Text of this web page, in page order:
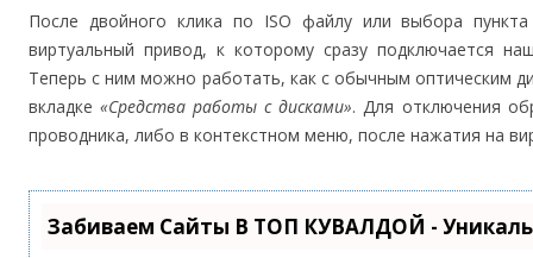
После двойного клика по ISO файлу или выбора
виртуальный привод, к которому сразу подключается
Теперь с ним можно работать, как с обычным оптическим
вкладке«Средства работы с дисками». Для отключения
проводника, либо в контекстном меню, после нажатия на
Забиваем Сайты В ТОП КУВАЛДОЙ -